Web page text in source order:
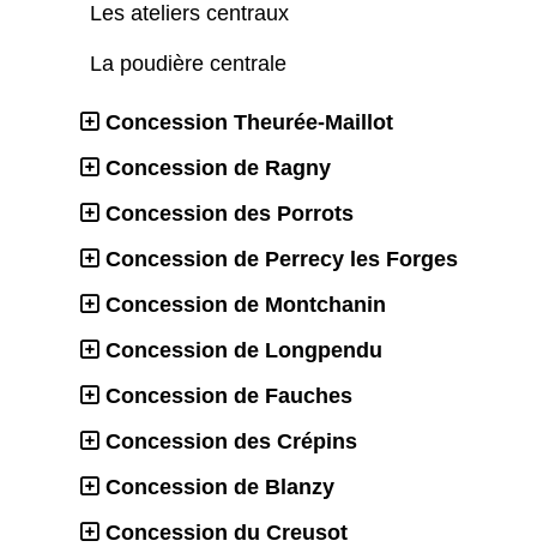
Les ateliers centraux
La poudière centrale
Concession Theurée-Maillot
Concession de Ragny
Concession des Porrots
Concession de Perrecy les Forges
Concession de Montchanin
Concession de Longpendu
Concession de Fauches
Concession des Crépins
Concession de Blanzy
Concession du Creusot